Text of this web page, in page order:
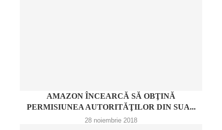
AMAZON ÎNCEARCĂ SĂ OBŢINĂ
PERMISIUNEA AUTORITĂŢILOR DIN SUA...
28 noiembrie 2018